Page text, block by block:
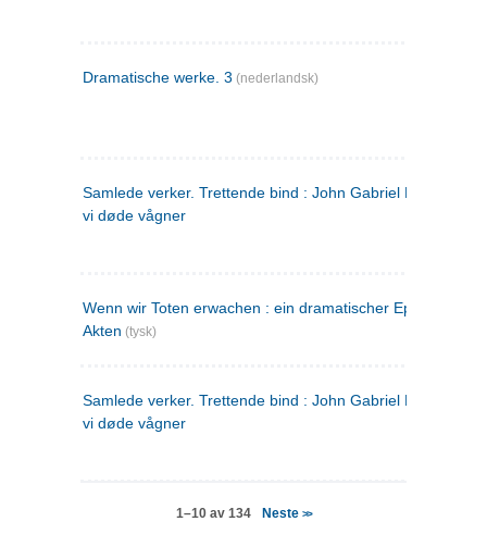
Dramatische werke. 3 (nederlandsk)
Samlede verker. Trettende bind : John Gabriel Borkman ;
vi døde vågner
Wenn wir Toten erwachen : ein dramatischer Epilog in drei
Akten (tysk)
Samlede verker. Trettende bind : John Gabriel Borkman ;
vi døde vågner
1–10 av 134 Neste >>